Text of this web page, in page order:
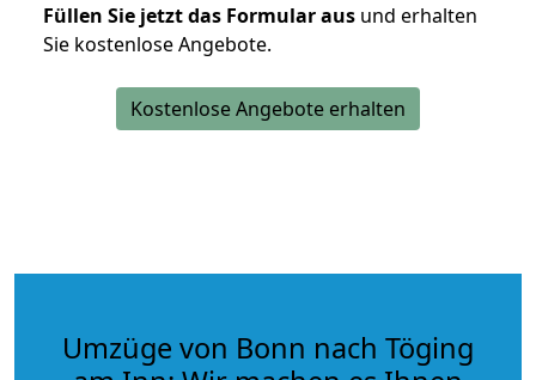
Füllen Sie jetzt das Formular aus und erhalten
Sie kostenlose Angebote.
Kostenlose Angebote erhalten
Umzüge von Bonn nach Töging